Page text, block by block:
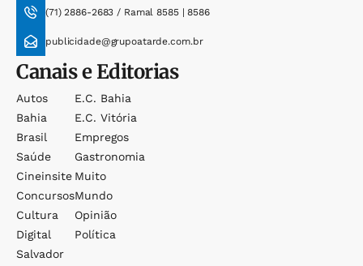
(71) 2886-2683 / Ramal 8585 | 8586
publicidade@grupoatarde.com.br
Canais e Editorias
Autos
Bahia
Brasil
Saúde
Cineinsite
Concursos
Cultura
Digital
Salvador
E.c. Bahia
E.c. Vitória
Empregos
Gastronomia
Muito
Mundo
Opinião
Política